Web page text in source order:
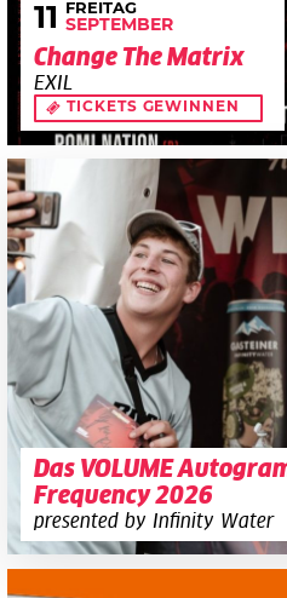
11 FREITAG
SEPTEMBER
Change The Matrix
EXIL
TICKETS GEWINNEN
Das VOLUME
Frequency 2026
presented by Infinity Water